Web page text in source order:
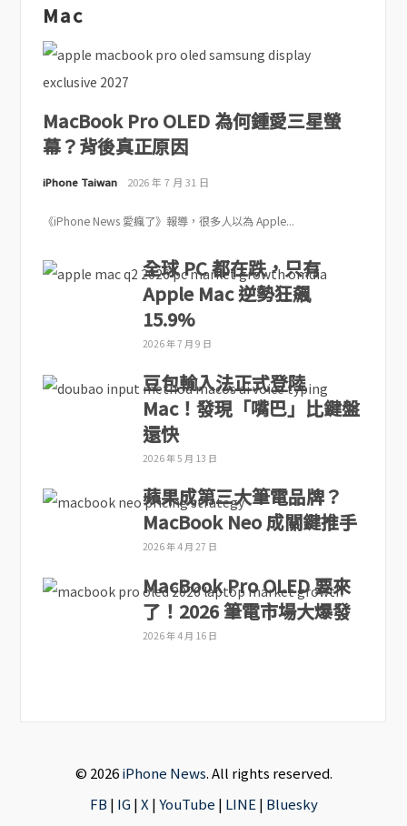
Mac
MacBook Pro OLED 為何鍾愛三星螢
幕？背後真正原因
iPhone Taiwan 2026 年 7 月 31 日
《iPhone News 愛瘋了》報導，很多人以為 Apple...
全球 PC 都在跌，只有
Apple Mac 逆勢狂飆
15.9%
2026 年 7 月 9 日
豆包輸入法正式登陸
Mac！發現「嘴巴」比鍵盤
還快
2026 年 5 月 13 日
蘋果成第三大筆電品牌？
MacBook Neo 成關鍵推手
2026 年 4 月 27 日
MacBook Pro OLED 要來
了！2026 筆電市場大爆發
2026 年 4 月 16 日
© 2026iPhone News. All rights reserved.
FB | IG|X |YouTube | LINE | Bluesky